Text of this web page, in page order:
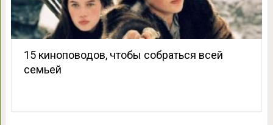
15 киноповодов, чтобы собраться всей
семьей